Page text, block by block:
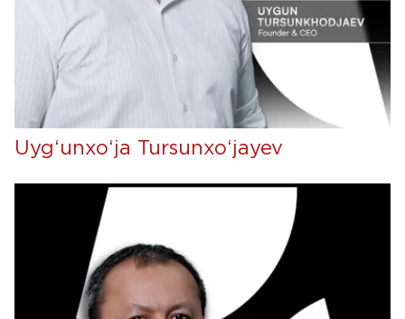
Uyg‘unxo‘ja Tursunxo‘jayev